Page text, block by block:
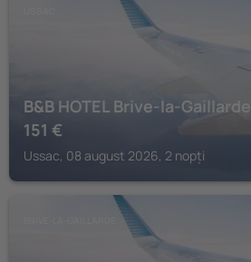
B&B HOTEL Brive-la-Gaillarde
151 €
Ussac, 08 august 2026, 2 nopți